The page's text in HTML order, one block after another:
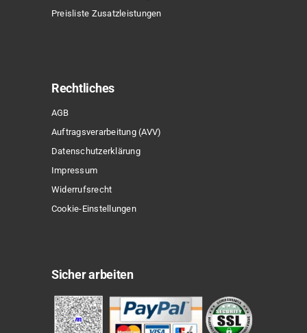
Preisliste Zusatzleistungen
Rechtliches
AGB
Auftragsverarbeitung (AVV)
Datenschutzerklärung
Impressum
Widerrufsrecht
Cookie-Einstellungen
Sicher arbeiten